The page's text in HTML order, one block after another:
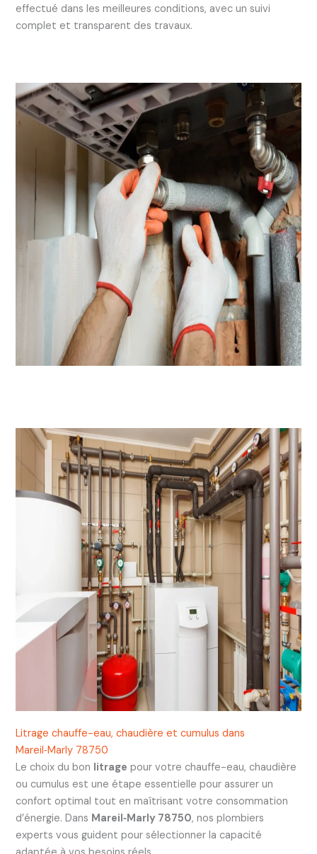
effectué dans les meilleures conditions, avec un suivi
complet et transparent des travaux.
Litrage chauffe-eau, chaudière et cumulus dans
Mareil‑Marly 78750
Le choix du bon litrage pour votre chauffe-eau, chaudière
ou cumulus est une étape essentielle pour assurer un
confort optimal tout en maîtrisant votre consommation
d’énergie. Dans Mareil‑Marly 78750, nos plombiers
experts vous guident pour sélectionner la capacité